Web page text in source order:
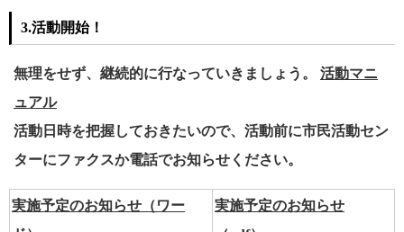
3.活動開始！
無理をせず、継続的に行なっていきましょう。 活動マニ
ュアル
活動日時を把握しておきたいので、活動前に市民活動セン
ターにファクスか電話でお知らせください。
実施予定のお知らせ（ワー
実施予定のお知らせ